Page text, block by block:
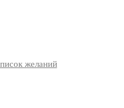
желаний